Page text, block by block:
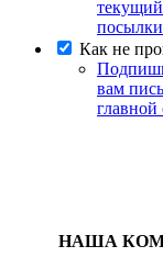
текущий
Как не
вам
главной
НАША